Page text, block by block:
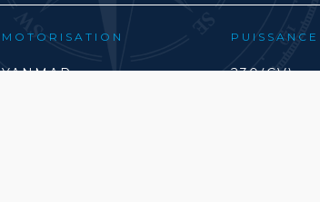
MOTORISATION
YANMAR
PUISSANCE
230(CV)